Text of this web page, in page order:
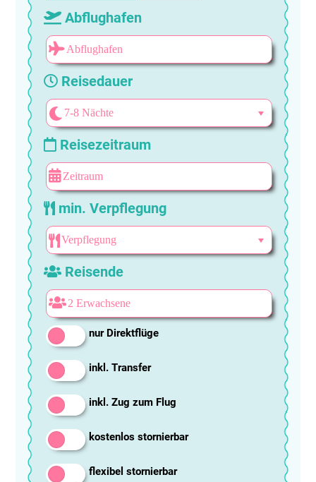
Abflughafen
Reisedauer
Reisezeitraum
min. Verpflegung
Reisende
nur Direktflüge
inkl. Transfer
inkl. Zug zum Flug
kostenlos stornierbar
flexibel stornierbar